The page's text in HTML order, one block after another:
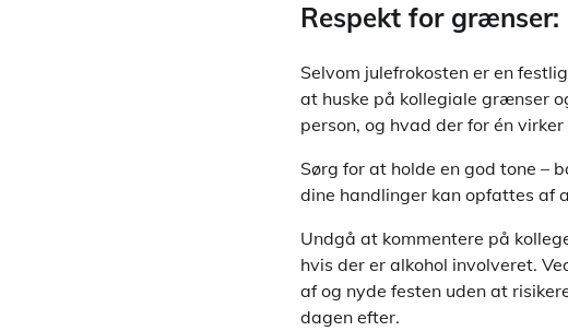
Respekt for
Selvom julefrokosten er en
at huske på kollegiale grænser
person, og hvad der for én
Sørg for at holde en god tone –
dine handlinger kan opfattes af
Undgå at kommentere på
hvis der er alkohol involveret.
af og nyde festen uden at
dagen efter.